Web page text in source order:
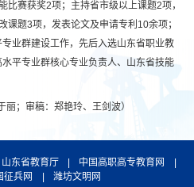
比赛获奖2项；主持省市级以上课题2项，
课题3项，发表论文及申请专利10余项；
业群建设工作，先后入选山东省职业教
平专业群核心专业负责人、山东省技能
丽；审稿：郑艳玲、王剑波）
山东省教育厅 | 中国高职高专教育网
|
征兵网 | 潍坊文明网